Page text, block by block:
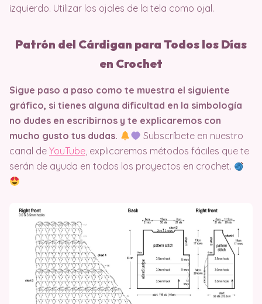
izquierdo. Utilizar los ojales de la tela como ojal.
Patrón del Cárdigan para Todos los Días
en Crochet
Sigue paso a paso como te muestra el siguiente
gráfico, si tienes alguna dificultad en la simbología
no dudes en escribirnos y te explicaremos con
mucho gusto tus dudas.
Subscríbete en nuestro
canal de YouTube, explicaremos métodos fáciles que te
serán de ayuda en todos los proyectos en crochet.